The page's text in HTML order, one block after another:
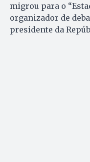
migrou para o
organizador de
presidente da